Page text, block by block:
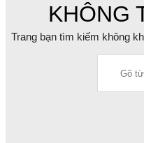
KHÔNG
Trang bạn tìm kiếm không